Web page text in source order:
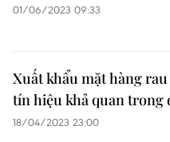
01/06/2023 09:33
Xuất khẩu mặt hàng
tín hiệu khả quan trong
18/04/2023 23:00